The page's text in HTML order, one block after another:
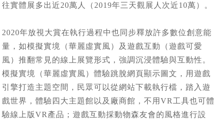
往實體展多出近20萬人（2019年三天觀展人次近10萬）。
2020年放視大賞在執行過程中也同步釋放許多數位創意能
量，如模擬實境（華麗虛實風）及遊戲互動（遊戲可愛
風）推翻常見的線上展覽形式，強調沉浸體驗與互動性。
模擬實境（華麗虛實風）體驗跳脫網頁顯示圖文，用遊戲
引擎打造主題空間，民眾可以從網站下載執行檔，踏入遊
戲世界，體驗四大主題館以及廠商館，不用VR工具也可體
驗線上版VR產品；遊戲互動採動物森友會的風格進行設